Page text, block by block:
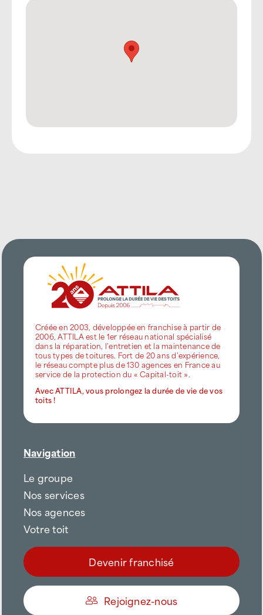
Créée en 2003, développée en franchise à partir de
2006, ATTILA est le 1er réseau national spécialisé
dans la réparation, l’entretien et la maintenance de
tous types de toitures. Fort de 20 ans d’expérience,
le réseau compte plus de 130 agences en France au
service de la protection du « Capital-toit ».
Avec ATTILA, vous prolongez la durée de vie de vos
toits !
Navigation
Le groupe
Nos services
Nos agences
Votre toit
Devenir franchisé
Rejoignez-nous